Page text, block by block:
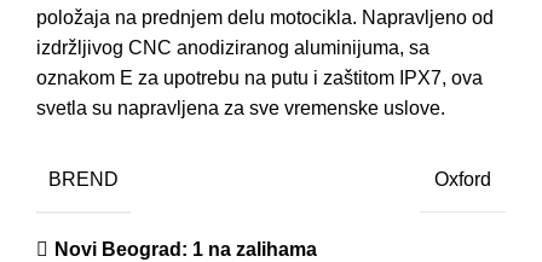
položaja na prednjem delu motocikla. Napravljeno od
izdržljivog CNC anodiziranog aluminijuma, sa
oznakom E za upotrebu na putu i ​​zaštitom IPX7, ova
svetla su napravljena za sve vremenske uslove.
BREND Oxford
Novi Beograd : 1 na zalihama